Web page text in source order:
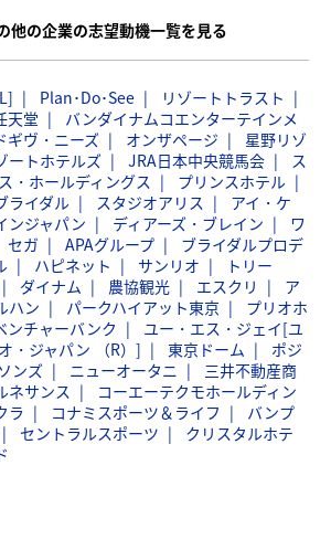
他の企業の志望動機一覧を見る
Plan･Do･See
リゾートトラスト
天堂
バンダイナムコエンターテインメ
ギヴ・ニーズ オンザページ
星野リゾ
ートホテルズ JRA日本中央競馬会
ス
・ホールディングス
プリンスホテル
ライダル スタジオアリス
アイ・ケ
ンジャパン ディアーズ・ブレイン
ワ
セガ APAグループ
ブライダルプロデ
ハピネット サンリオ
トリー
ダイナム 農協観光 エスクリ
ア
ハン パークハイアット東京
プリオホ
ンチャーバンク
ユー・エス・ジェイ[ユ
・ジャパン （R）]
東京ドーム
ポジ
ンズ
ニューオータニ
三井不動産商
ネサンス
コーエーテクモホールディン
ラ コナミスポーツ＆ライフ
バンプ
セントラルスポーツ
クリスタルホテ